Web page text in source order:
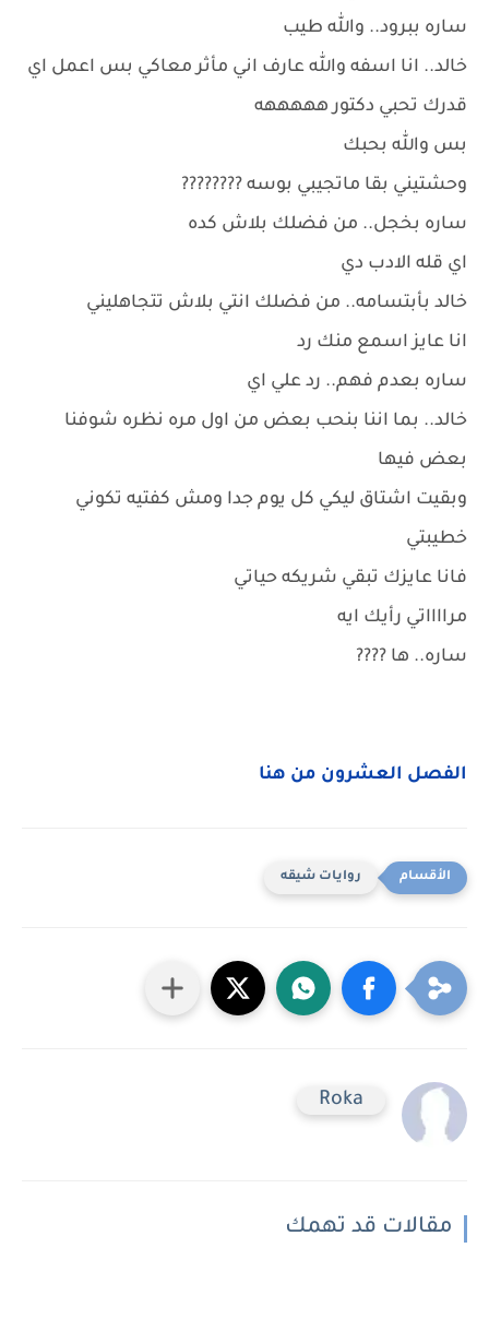
ساره ببرود.. والله طيب
خالد.. انا اسفه والله عارف اني مأثر معاكي بس اعمل اي
قدرك تحبي دكتور هههههه
بس والله بحبك
وحشتيني بقا ماتجيبي بوسه ????????
ساره بخجل.. من فضلك بلاش كده
اي قله الادب دي
خالد بأبتسامه.. من فضلك انتي بلاش تتجاهليني
انا عايز اسمع منك رد
ساره بعدم فهم.. رد علي اي
خالد.. بما اننا بنحب بعض من اول مره نظره شوفنا
بعض فيها
وبقيت اشتاق ليكي كل يوم جدا ومش كفتيه تكوني
خطيبتي
فانا عايزك تبقي شريكه حياتي
مرااااتي رأيك ايه
ساره.. ها ????
الفصل العشرون من هنا
روايات شيقه
Roka
مقالات قد تهمك